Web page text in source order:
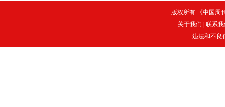
版权所有 《中国周
关于我们
联系
违法和不良